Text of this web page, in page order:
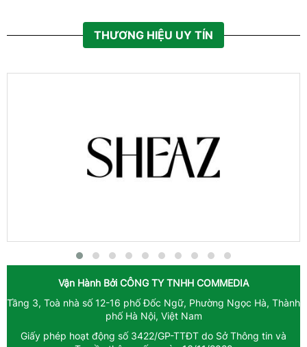
THƯƠNG HIỆU UY TÍN
Vận Hành Bởi CÔNG TY TNHH COMMEDIA
Tầng 3, Toà nhà số 12-16 phố Đốc Ngữ, Phường Ngọc Hà, Thành
phố Hà Nội, Việt Nam
Giấy phép hoạt động số 3422/GP-TTĐT do Sở Thông tin và